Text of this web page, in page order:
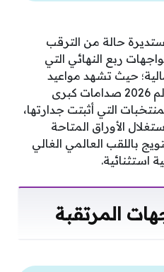
حالة من الترقب
ربع النهائي التي
حيث تشهد مواعيد
مباريات دور 8 في كأس العالم 2026 صدامات كبرى
التي أثبتت جدارتها،
الأوراق المتاحة
باللقب العالمي الغالي
استثنائية.
المرتقبة